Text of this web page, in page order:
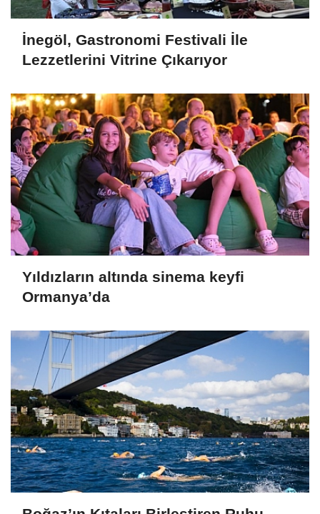
İnegöl, Gastronomi Festivali İle
Lezzetlerini Vitrine Çıkarıyor
Yıldızların altında sinema keyfi
Ormanya’da